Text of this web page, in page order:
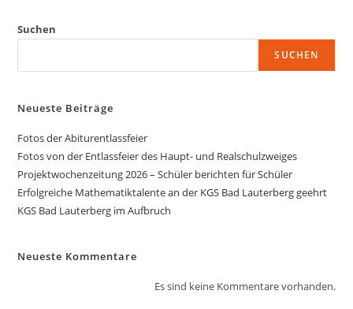
Suchen
SUCHEN
Neueste Beiträge
Fotos der Abiturentlassfeier
Fotos von der Entlassfeier des Haupt- und Realschulzweiges
Projektwochenzeitung 2026 – Schüler berichten für Schüler
Erfolgreiche Mathematiktalente an der KGS Bad Lauterberg geehrt
KGS Bad Lauterberg im Aufbruch
Neueste Kommentare
Es sind keine Kommentare vorhanden.